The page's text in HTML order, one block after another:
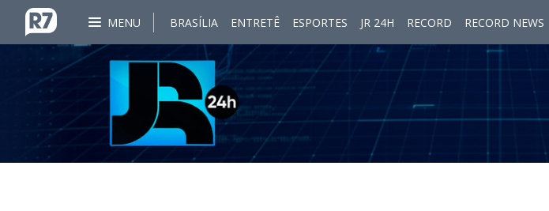
MENU BRASÍLIA ENTRETÊ ESPORTES JR 24H RECORD RECORD NEWS